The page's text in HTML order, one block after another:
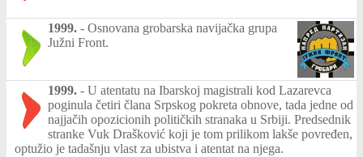
1999. - Osnovana grobarska navijačka grupa
Južni Front.
1999. - U atentatu na Ibarskoj magistrali kod Lazarevca
poginula četiri člana Srpskog pokreta obnove, tada jedne od
najjačih opozicionih političkih stranaka u Srbiji. Predsednik
stranke Vuk Drašković koji je tom prilikom lakše povređen,
optužio je tadašnju vlast za ubistva i atentat na njega.